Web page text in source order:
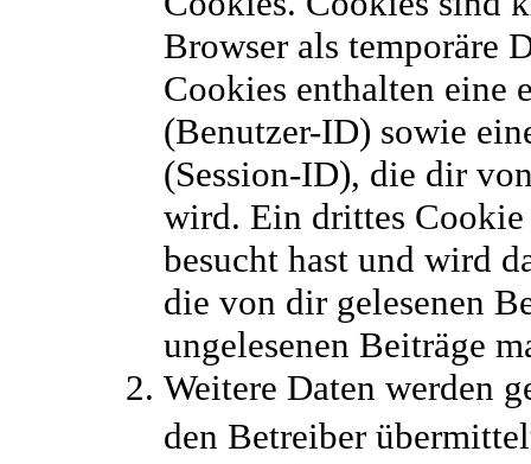
Browser als temporäre
Cookies enthalten eine
(Benutzer-ID) sowie
(Session-ID), die dir
wird. Ein drittes
besucht hast und wird
die von dir gelesenen
ungelesenen Beiträge
Weitere Daten werden
den Betreiber